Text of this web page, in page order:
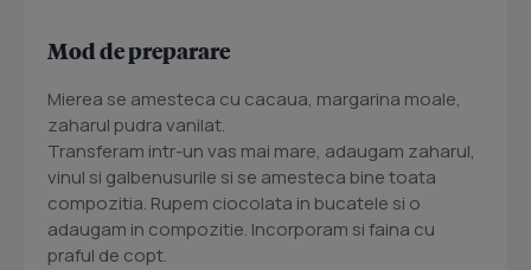
Mod de preparare
Mierea se amesteca cu cacaua, margarina moale,
zaharul pudra vanilat.
Transferam intr-un vas mai mare, adaugam zaharul,
vinul si galbenusurile si se amesteca bine toata
compozitia. Rupem ciocolata in bucatele si o
adaugam in compozitie. Incorporam si faina cu
praful de copt.